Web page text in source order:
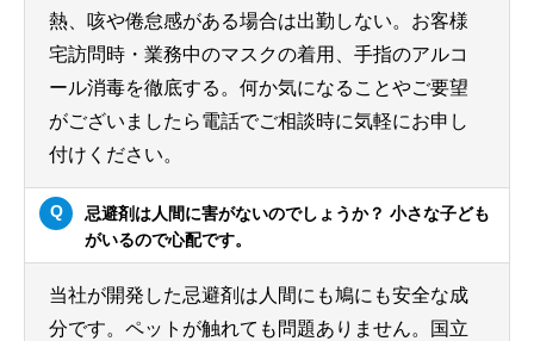
熱、咳や倦怠感がある場合は出勤しない。お客様
宅訪問時・業務中のマスクの着用、手指のアルコ
ール消毒を徹底する。何か気になることやご要望
がございましたら電話でご相談時に気軽にお申し
付けください。
忌避剤は人間に害がないのでしょうか？ 小さな子ども
がいるので心配です。
当社が開発した忌避剤は人間にも鳩にも安全な成
分です。ペットが触れても問題ありません。国立